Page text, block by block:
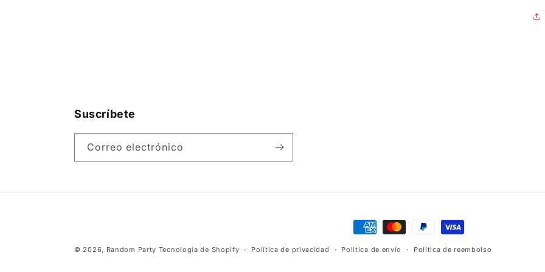
Suscríbete
Correo electrónico
Formas
de
© 2026, Random Party Tecnología de Shopify Política de privacidad Política de envío Política de reembolso